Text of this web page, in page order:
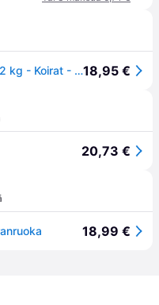
Mini 8+ Ageing Kuivaruoka koirille 2 kg - Koirat - Koiranruoka - Kuivaruoka - Royal Canin18,95 €
20,73 €
18,99 €